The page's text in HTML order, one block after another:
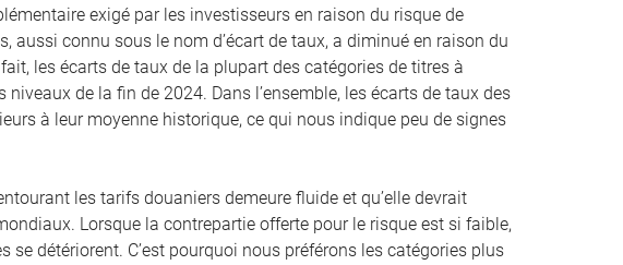
exigé par les investisseurs en raison du risque de
connu sous le nom d’écart de taux, a diminué en raison du
les écarts de taux de la plupart des catégories de titres à
de la fin de 2024. Dans l’ensemble, les écarts de taux des
à leur moyenne historique, ce qui nous indique peu de signes
les tarifs douaniers demeure fluide et qu’elle devrait
Lorsque la contrepartie offerte pour le risque est si faible,
détériorent. C’est pourquoi nous préférons les catégories plus